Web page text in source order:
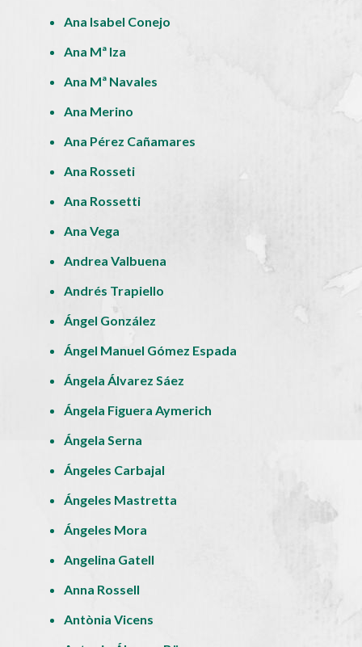
Ana Isabel Conejo
Ana Mª Iza
Ana Mª Navales
Ana Merino
Ana Pérez Cañamares
Ana Rosseti
Ana Rossetti
Ana Vega
Andrea Valbuena
Andrés Trapiello
Ángel González
Ángel Manuel Gómez Espada
Ángela Álvarez Sáez
Ángela Figuera Aymerich
Ángela Serna
Ángeles Carbajal
Ángeles Mastretta
Ángeles Mora
Angelina Gatell
Anna Rossell
Antònia Vicens